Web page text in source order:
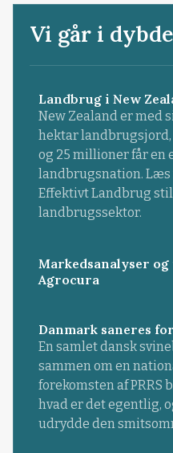
Vi går i
Landbrug i New
New Zealand er med
hektar
og 25 millioner får
landbrugsnation. Læs
Effektivt Landbrug
landbrugssektor.
Markedsanalyser
Agrocura
Danmark saneres for
En samlet dansk
sammen om en
forekomsten af PRRS
hvad er det egentlig,
udrydde den